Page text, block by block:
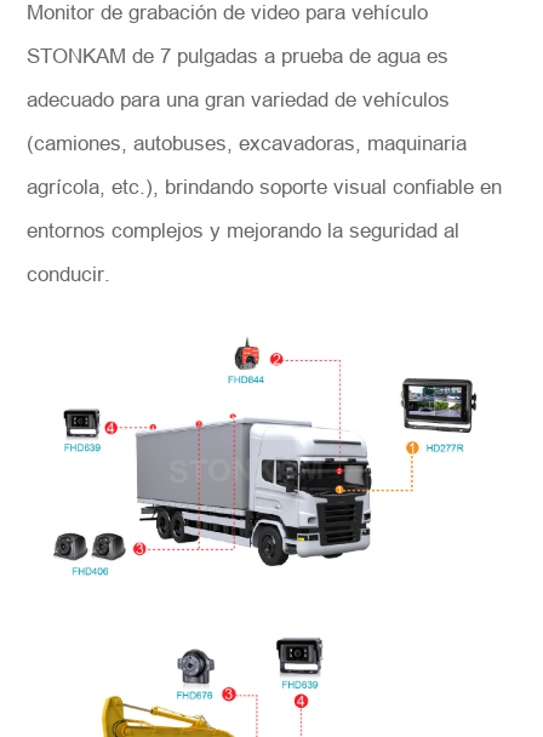
Monitor de grabación de video para vehículo
STONKAM de 7 pulgadas a prueba de agua es
adecuado para una gran variedad de vehículos
(camiones, autobuses, excavadoras, maquinaria
agrícola, etc.), brindando soporte visual confiable en
entornos complejos y mejorando la seguridad al
conducir.